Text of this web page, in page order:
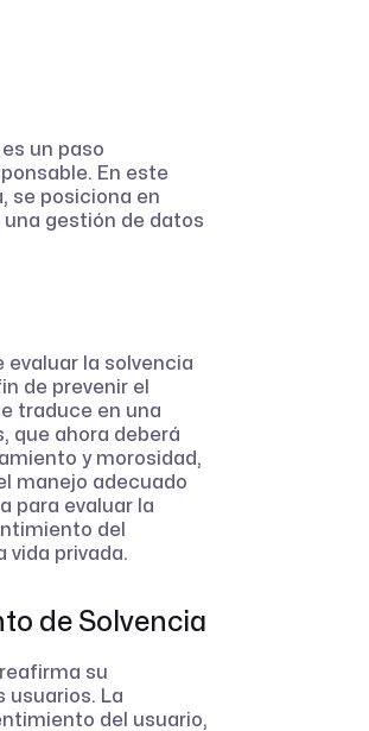
un paso
En este
se posiciona en
gestión de datos
evaluar la solvencia
de prevenir el
traduce en una
que ahora deberá
y morosidad,
manejo adecuado
para evaluar la
del
vida privada.
de Solvencia
su
usuarios. La
del usuario,